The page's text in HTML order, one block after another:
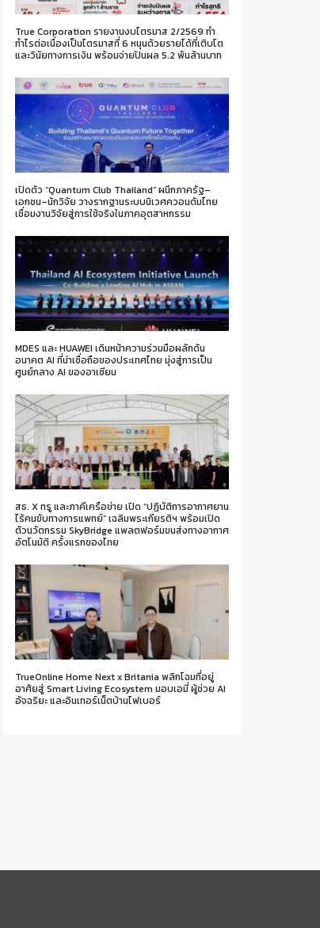
True Corporation รายงานงบไตรมาส 2/2569 ทำ
กำไรต่อเนื่องเป็นไตรมาสที่ 6 หนุนด้วยรายได้ที่เติบโต
และวินัยทางการเงิน พร้อมจ่ายปันผล 5.2 พันล้านบาท
เปิดตัว “Quantum Club Thailand” ผนึกภาครัฐ–
เอกชน–นักวิจัย วางรากฐานระบบนิเวศควอนตัมไทย
เชื่อมงานวิจัยสู่การใช้จริงในภาคอุตสาหกรรม
MDES และ HUAWEI เดินหน้าความร่วมมือผลักดัน
อนาคต AI ที่น่าเชื่อถือของประเทศไทย มุ่งสู่การเป็น
ศูนย์กลาง AI ของอาเซียน
สธ. X ทรู และภาคีเครือข่าย เปิด “ปฏิบัติการอากาศยาน
ไร้คนขับทางการแพทย์” เฉลิมพระเกียรติฯ พร้อมเปิด
ตัวนวัตกรรม SkyBridge แพลตฟอร์มขนส่งทางอากาศ
อัตโนมัติ ครั้งแรกของไทย
TrueOnline Home Next x Britania พลิกโฉมที่อยู่
อาศัยสู่ Smart Living Ecosystem มอบเอมี่ ผู้ช่วย AI
อัจฉริยะ และอินเทอร์เน็ตบ้านไฟเบอร์